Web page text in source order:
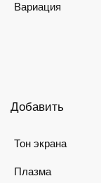
Вариация
Добавить
Тон экрана
Плазма